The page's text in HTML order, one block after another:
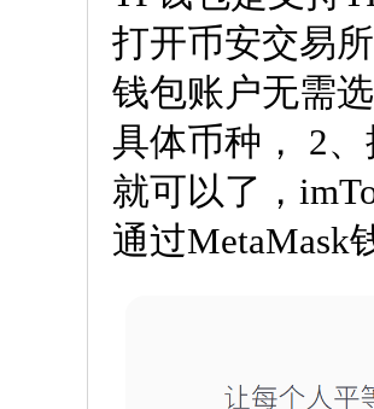
打开币安交易
钱包账户无需
具体币种， 2
就可以了，
通过MetaMask